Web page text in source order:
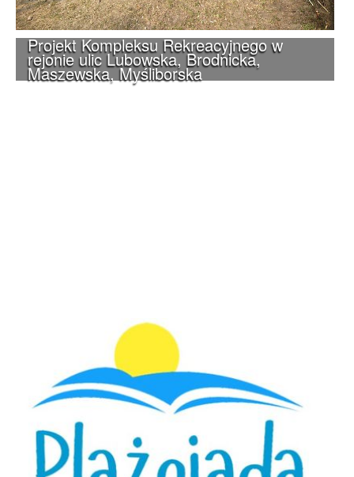
Projekt Kompleksu Rekreacyjnego w
rejonie ulic Lubowska, Brodnicka,
Maszewska, Myśliborska